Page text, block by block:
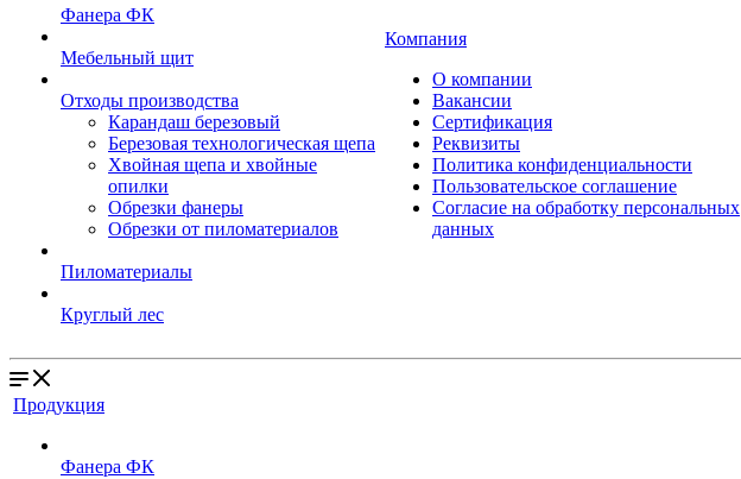
Фанера ФК
Мебельный щит
Отходы производства
Карандаш березовый
Березовая технологическая щепа
Хвойная щепа и хвойные
опилки
Обрезки фанеры
Обрезки от пиломатериалов
Пиломатериалы
Круглый лес
Компания
О компании
Вакансии
Сертификация
Реквизиты
Политика конфиденциальности
Пользовательское соглашение
Согласие на обработку персональных
данных
Продукция
Фанера ФК